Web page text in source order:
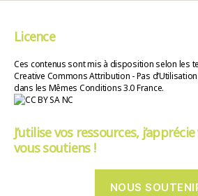
Licence
Ces contenus sont mis à disposition selon les
Creative Commons Attribution - Pas
dans les Mêmes Conditions 3.0 France.
J’utilise vos ressources,
vous soutiens !
NOUS